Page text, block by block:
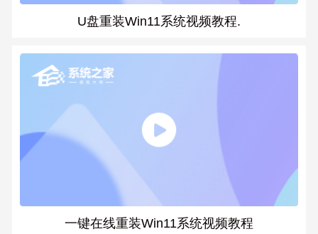
U盘重装Win11系统视频教程.
一键在线重装Win11系统视频教程